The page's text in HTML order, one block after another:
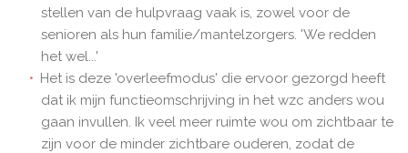
stellen van de hulpvraag vaak is, zowel voor de
senioren als hun familie/mantelzorgers. 'We redden
het wel...'
Het is deze 'overleefmodus' die ervoor gezorgd heeft
dat ik mijn functieomschrijving in het wzc anders wou
gaan invullen. Ik veel meer ruimte wou om zichtbaar te
zijn voor de minder zichtbare ouderen, zodat de